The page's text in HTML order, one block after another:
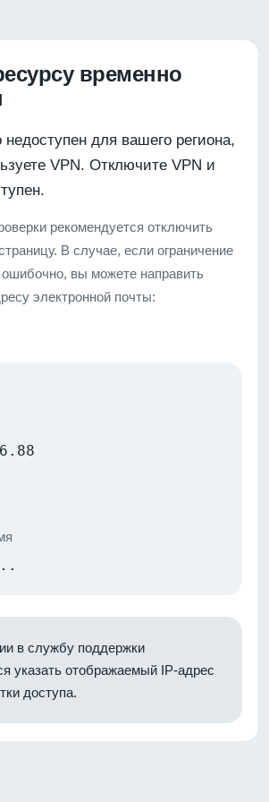
временно
для вашего региона,
VPN. Отключите VPN и
рекомендуется отключить
В случае, если ограничение
вы можете направить
электронной почты:
в службу поддержки
указать отображаемый IP-адрес
доступа.